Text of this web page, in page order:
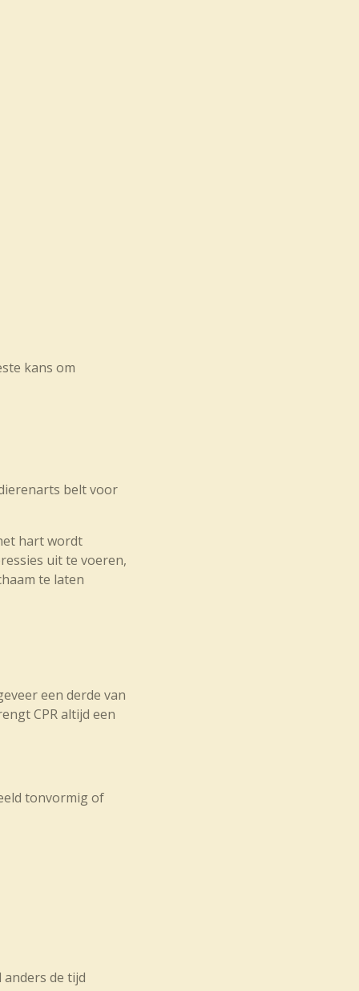
kans om
belt voor
hart wordt
uit te voeren,
te laten
een derde van
CPR altijd een
tonvormig of
de tijd